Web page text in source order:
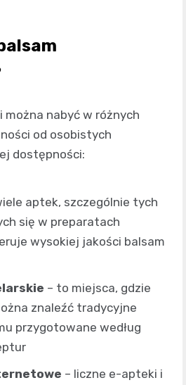
można nabyć w różnych
od osobistych
dostępności:
aptek, szczególnie tych
się w preparatach
wysokiej jakości balsam
– to miejsca, gdzie
znaleźć tradycyjne
przygotowane według
– liczne e-apteki i